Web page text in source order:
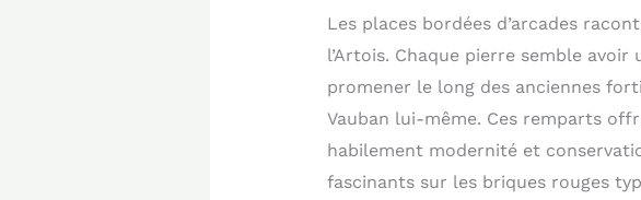
Les places bordées d’arcades
l’Artois. Chaque pierre semble
promener le long des anciennes
Vauban lui-même. Ces remparts
habilement modernité et
fascinants sur les briques rouges